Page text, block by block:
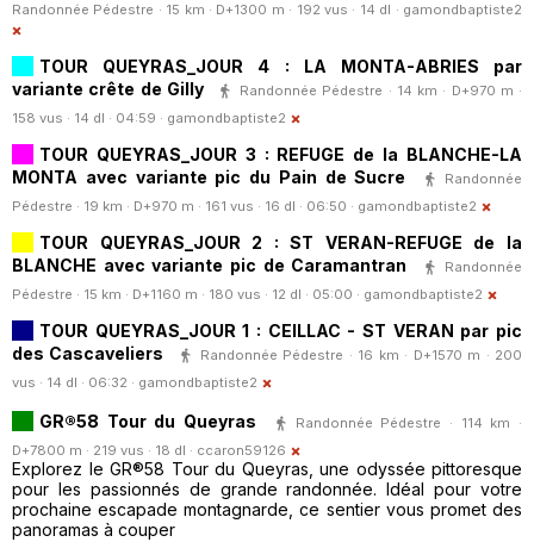
Randonnée Pédestre · 15 km · D+1300 m · 192 vus · 14 dl · gamondbaptiste2
TOUR QUEYRAS_JOUR 4 : LA MONTA-ABRIES par
variante crête de Gilly
Randonnée Pédestre · 14 km · D+970 m ·
158 vus · 14 dl · 04:59 · gamondbaptiste2
TOUR QUEYRAS_JOUR 3 : REFUGE de la BLANCHE-LA
MONTA avec variante pic du Pain de Sucre
Randonnée
Pédestre · 19 km · D+970 m · 161 vus · 16 dl · 06:50 · gamondbaptiste2
TOUR QUEYRAS_JOUR 2 : ST VERAN-REFUGE de la
BLANCHE avec variante pic de Caramantran
Randonnée
Pédestre · 15 km · D+1160 m · 180 vus · 12 dl · 05:00 · gamondbaptiste2
TOUR QUEYRAS_JOUR 1 : CEILLAC - ST VERAN par pic
des Cascaveliers
Randonnée Pédestre · 16 km · D+1570 m · 200
vus · 14 dl · 06:32 · gamondbaptiste2
GR®58 Tour du Queyras
Randonnée Pédestre · 114 km ·
D+7800 m · 219 vus · 18 dl · ccaron59126
Explorez le GR®58 Tour du Queyras, une odyssée pittoresque
pour les passionnés de grande randonnée. Idéal pour votre
prochaine escapade montagnarde, ce sentier vous promet des
panoramas à couper